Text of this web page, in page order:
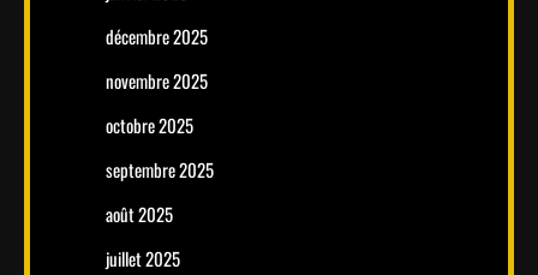
décembre 2025
novembre 2025
octobre 2025
septembre 2025
août 2025
juillet 2025